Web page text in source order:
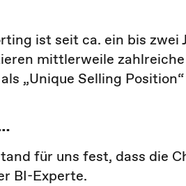
ist seit ca. ein bis
mittlerweile
„Unique Selling
für uns fest, dass die
BI-Experte.